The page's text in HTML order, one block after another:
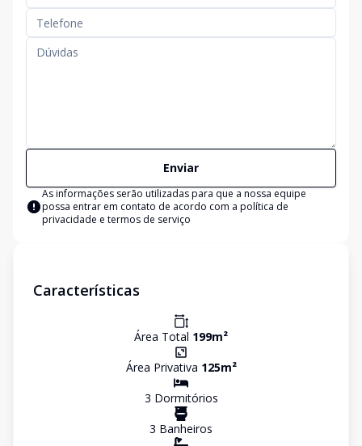
Enviar
As informações serão utilizadas para que a nossa equipe
possa entrar em contato de acordo com a política de
privacidade e termos de serviço
Características
Área Total 199m²
Área Privativa 125m²
3 Dormitórios
3 Banheiros